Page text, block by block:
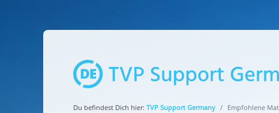
Du befindest Dich hier: TVP Support Germany Empfohlene